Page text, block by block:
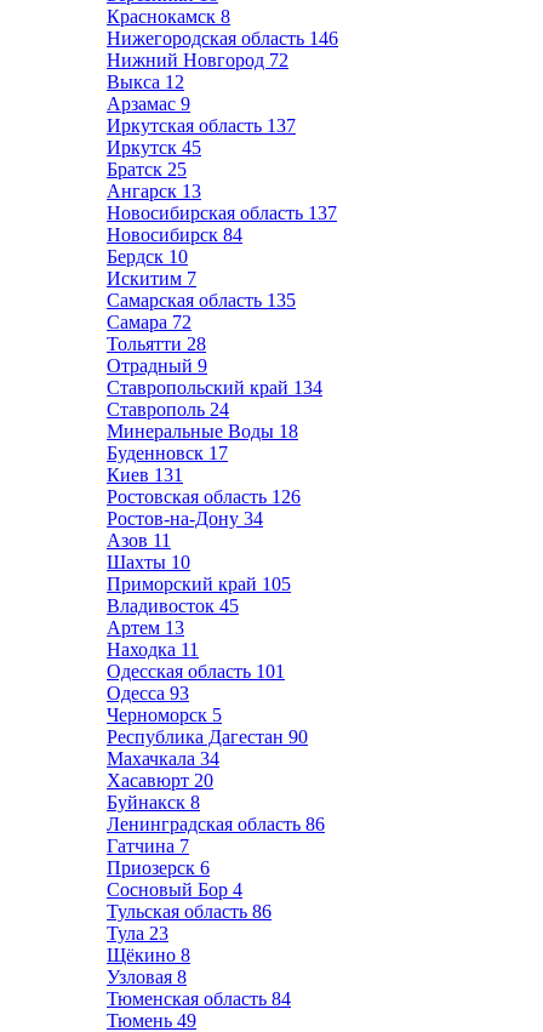
Краснокамск 8
Нижегородская область 146
Нижний Новгород 72
Выкса 12
Арзамас 9
Иркутская область 137
Иркутск 45
Братск 25
Ангарск 13
Новосибирская область 137
Новосибирск 84
Бердск 10
Искитим 7
Самарская область 135
Самара 72
Тольятти 28
Отрадный 9
Ставропольский край 134
Ставрополь 24
Минеральные Воды 18
Буденновск 17
Киев 131
Ростовская область 126
Ростов-на-Дону 34
Азов 11
Шахты 10
Приморский край 105
Владивосток 45
Артем 13
Находка 11
Одесская область 101
Одесса 93
Черноморск 5
Республика Дагестан 90
Махачкала 34
Хасавюрт 20
Буйнакск 8
Ленинградская область 86
Гатчина 7
Приозерск 6
Сосновый Бор 4
Тульская область 86
Тула 23
Щёкино 8
Узловая 8
Тюменская область 84
Тюмень 49